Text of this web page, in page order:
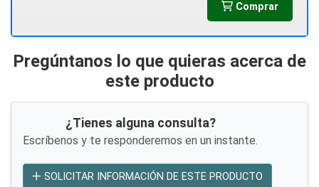
Comprar
Pregúntanos lo que quieras acerca de
este producto
¿Tienes alguna consulta?
Escríbenos y te responderemos en un instante.
SOLICITAR INFORMACIÓN DE ESTE PRODUCTO